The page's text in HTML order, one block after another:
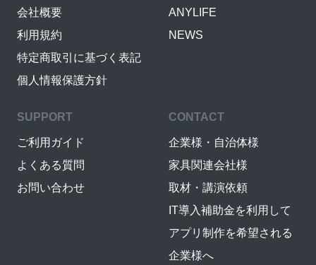
会社概要
利用規約
特定商取引に基づく表記
個人情報保護方針
ANYLIFE
NEWS
SUPPORT
ご利用ガイド
よくある質問
お問い合わせ
CONTACT
企業様・自治体様
家具関連会社様
取材・講演依頼
IT導入補助金を利用して
アプリ制作を希望される
企業様へ